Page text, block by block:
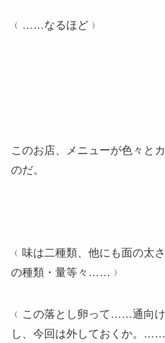
﹙……なるほど﹚
このお店、メニューが色々と
のだ。
﹙味は二種類、他にも面の太
の種類・量等々……﹚
﹙この落とし卵って……通向
し、今回は外しておくか。……